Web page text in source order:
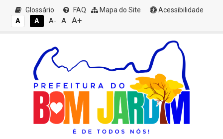
Glossário FAQ Mapa do Site
Acessibilidade
A
A A- A A+